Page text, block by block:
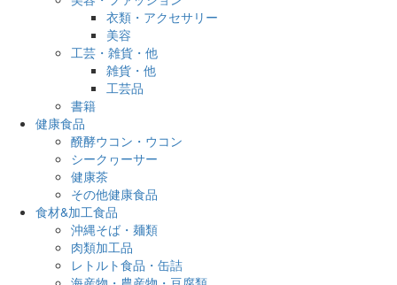
衣類・アクセサリー
美容
工芸・雑貨・他
雑貨・他
工芸品
書籍
健康食品
醗酵ウコン・ウコン
シークヮーサー
健康茶
その他健康食品
食材&加工食品
沖縄そば・麺類
肉類加工品
レトルト食品・缶詰